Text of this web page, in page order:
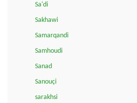
Sa'di
Sakhawi
Samarqandi
Samhoudi
Sanad
Sanouçi
sarakhsi